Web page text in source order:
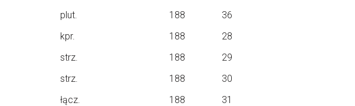
plut. 188
36
kpr. 188
28
strz. 188
29
strz. 188
30
łącz. 188
31